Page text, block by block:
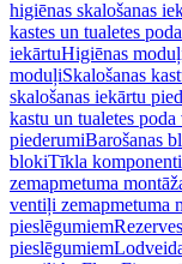
higiēnas skalošanas
kastes un tualetes
iekārtuHigiēnas
moduļiSkalošanas
skalošanas iekārtu
kastu un tualetes
piederumiBarošanas
blokiTīkla komponenti
zemapmetuma
ventiļi zemapmetuma
pieslēgumiem
pieslēgumiem